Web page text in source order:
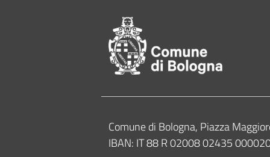
Contacts
Comune di Bologna, Piazza
IBAN: IT 88 R 02008 02435